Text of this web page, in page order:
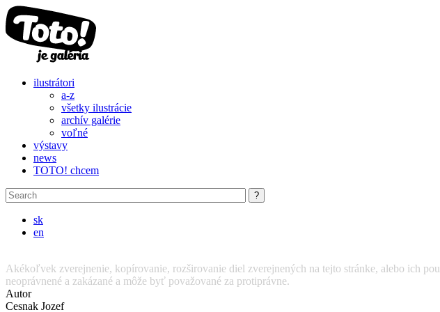
Skip to main content
ilustrátori
a-z
všetky ilustrácie
archív galérie
voľné
výstavy
news
TOTO! chcem
sk
en
Akékoľvek zverejnenie, kopírovanie, rozširovanie diel zverejnených na tejto stránke, alebo ich
neoprávnené a zakázané a môže byť považované za protiprávne.
Autor
Cesnak Jozef